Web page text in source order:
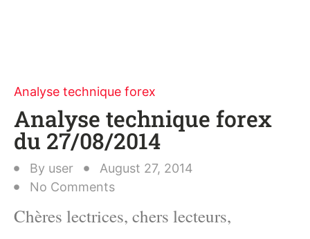
Analyse technique forex
Analyse technique forex
du 27/08/2014
By user
August 27, 2014
No Comments
Chères lectrices, chers lecteurs,